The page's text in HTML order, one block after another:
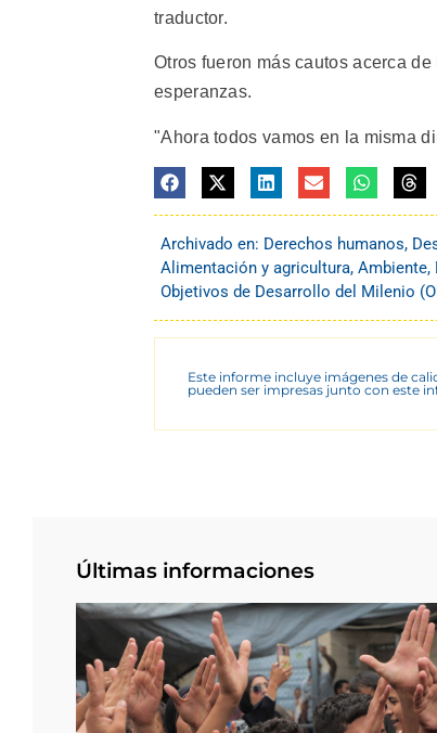
traductor.
Otros fueron más cautos acerca
esperanzas.
"Ahora todos vamos en la misma
Archivado en: Derechos humanos,
Alimentación y agricultura, Ambiente,
Objetivos de Desarrollo del Milenio
Este informe incluye imágenes de
pueden ser impresas junto con este
Últimas informaciones